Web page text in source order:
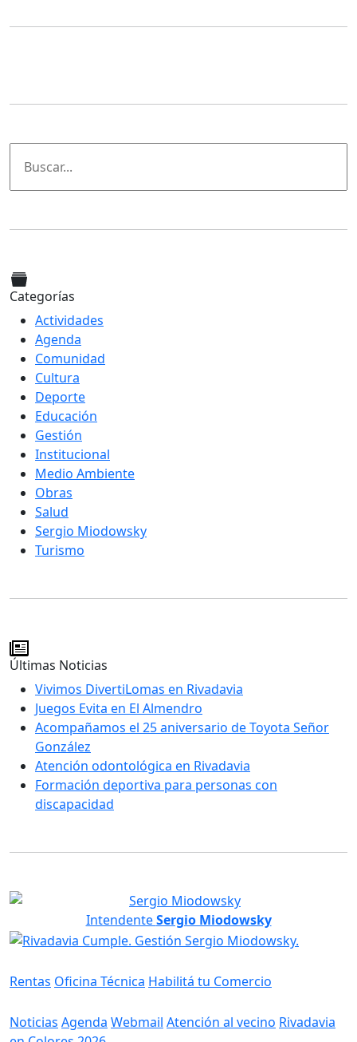
Categorías
Actividades
Agenda
Comunidad
Cultura
Deporte
Educación
Gestión
Institucional
Medio Ambiente
Obras
Salud
Sergio Miodowsky
Turismo
Últimas Noticias
Vivimos DivertiLomas en Rivadavia
Juegos Evita en El Almendro
Acompañamos el 25 aniversario de Toyota Señor
González
Atención odontológica en Rivadavia
Formación deportiva para personas con
discapacidad
IntendenteSergio Miodowsky
Rentas Oficina Técnica Habilitá tu Comercio
Noticias Agenda Webmail Atención al vecino Rivadavia